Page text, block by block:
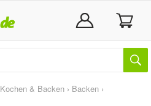
Kochen & Backen › Backen ›